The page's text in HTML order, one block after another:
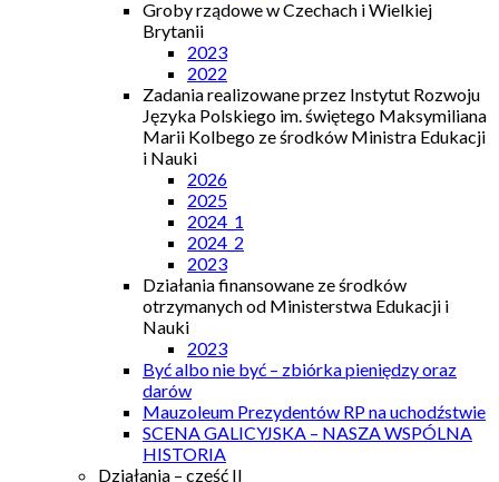
Groby rządowe w Czechach i Wielkiej
Brytanii
2023
2022
Zadania realizowane przez Instytut Rozwoju
Języka Polskiego im. świętego Maksymiliana
Marii Kolbego ze środków Ministra Edukacji
i Nauki
2026
2025
2024_1
2024_2
2023
Działania finansowane ze środków
otrzymanych od Ministerstwa Edukacji i
Nauki
2023
Być albo nie być – zbiórka pieniędzy oraz
darów
Mauzoleum Prezydentów RP na uchodźstwie
SCENA GALICYJSKA – NASZA WSPÓLNA
HISTORIA
Działania – część II